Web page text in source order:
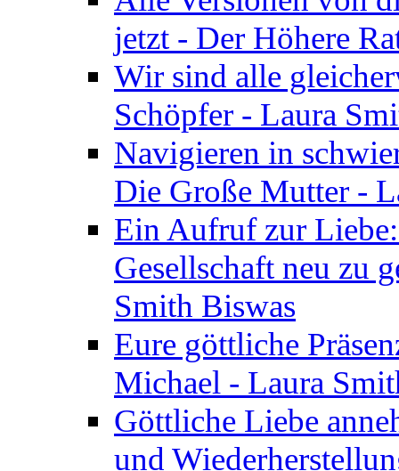
jetzt - Der Höhere
Wir sind alle
Schöpfer - Laura
Navigieren in
Die Große Mutter -
Ein Aufruf zur
Gesellschaft neu zu
Smith Biswas
Eure göttliche
Michael - Laura
Göttliche Liebe
und